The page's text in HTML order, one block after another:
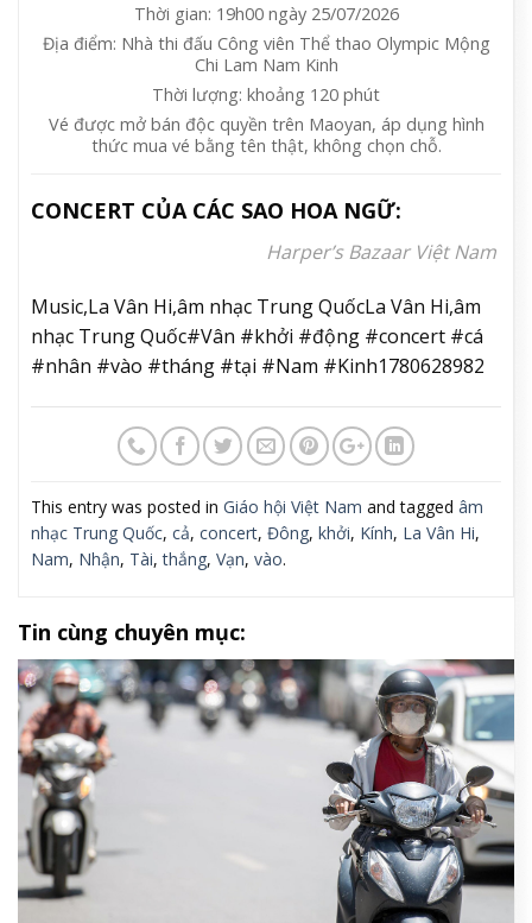
Thời gian: 19h00 ngày 25/07/2026
Địa điểm: Nhà thi đấu Công viên Thể thao Olympic Mộng
Chi Lam Nam Kinh
Thời lượng: khoảng 120 phút
Vé được mở bán độc quyền trên Maoyan, áp dụng hình
thức mua vé bằng tên thật, không chọn chỗ.
CONCERT CỦA CÁC SAO HOA NGỮ:
Harper’s Bazaar Việt Nam
Music,La Vân Hi,âm nhạc Trung QuốcLa Vân Hi,âm
nhạc Trung Quốc#Vân #khởi #động #concert #cá
#nhân #vào #tháng #tại #Nam #Kinh1780628982
This entry was posted in Giáo hội Việt Nam and tagged âm
nhạc Trung Quốc, cả, concert, Đông, khởi, Kính, La Vân Hi,
Nam, Nhận, Tài,thắng, Vạn, vào.
Tin cùng chuyên mục: